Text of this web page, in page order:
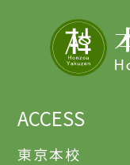
ACCESS
東京本校